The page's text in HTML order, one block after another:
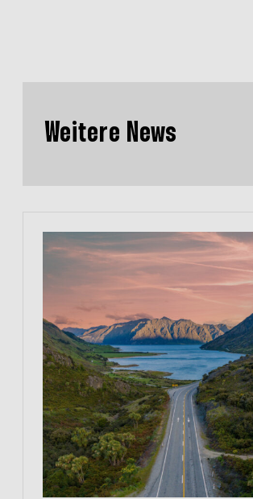
Weitere News